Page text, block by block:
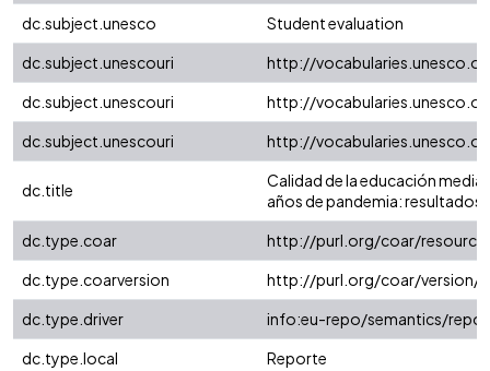
dc.subject.unesco
Student evaluation
dc.subject.unescouri
http://
dc.subject.unescouri
http://
dc.subject.unescouri
http://
dc.title
Calidad de la educación media
años de pandemia: resultados
dc.type.coar
http://purl.org/coar/
dc.type.coarversion
http://purl.org/coar/version/
dc.type.driver
info:eu-repo/semantics/
dc.type.local
Reporte